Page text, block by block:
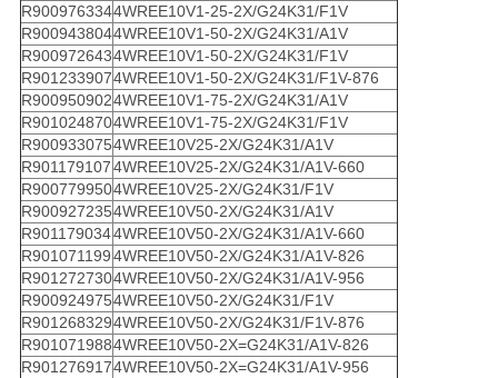
R9009763344WREE10V1-25-2X/G24K31/F1V
R9009438044WREE10V1-50-2X/G24K31/A1V
R9009726434WREE10V1-50-2X/G24K31/F1V
R9012339074WREE10V1-50-2X/G24K31/F1V-876
R9009509024WREE10V1-75-2X/G24K31/A1V
R9010248704WREE10V1-75-2X/G24K31/F1V
R9009330754WREE10V25-2X/G24K31/A1V
R9011791074WREE10V25-2X/G24K31/A1V-660
R9007799504WREE10V25-2X/G24K31/F1V
R9009272354WREE10V50-2X/G24K31/A1V
R9011790344WREE10V50-2X/G24K31/A1V-660
R9010711994WREE10V50-2X/G24K31/A1V-826
R9012727304WREE10V50-2X/G24K31/A1V-956
R9009249754WREE10V50-2X/G24K31/F1V
R9012683294WREE10V50-2X/G24K31/F1V-876
R9010719884WREE10V50-2X=G24K31/A1V-826
R9012769174WREE10V50-2X=G24K31/A1V-956